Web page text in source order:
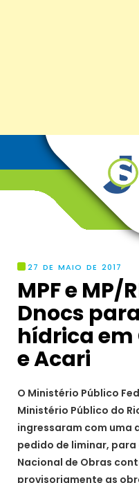
27 DE MAIO DE 2017
MPF e MP/
Dnocs
hídrica em
e Acari
O Ministério Público
Ministério Público do
ingressaram com uma
pedido de liminar,
Nacional de Obras
provisoriamente as